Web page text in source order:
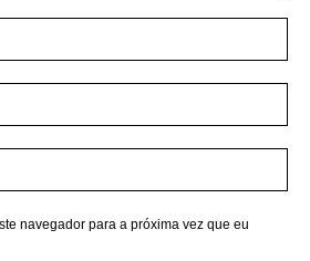
navegador para a próxima vez que eu